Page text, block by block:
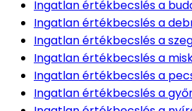
Ingatlan értékbecslésa
Ingatlan értékbecslésa
Ingatlan értékbecslésa
Ingatlan értékbecslésa
Ingatlan értékbecslésa
Ingatlan értékbecslésa